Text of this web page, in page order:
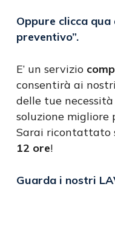
Oppure clicca
preventivo”.
E’ un servizio
consentirà ai
delle tue
soluzione migliore
Sarai ricontattato
12 ore!
Guarda i nostri